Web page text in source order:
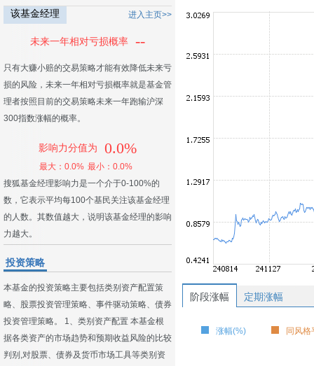
该基金经理 进入主页>>
未来一年相对亏损概率 --
只有大赚小赔的交易策略才能有效降低未来亏
损的风险，未来一年相对亏损概率就是基金管
理者按照目前的交易策略未来一年跑输沪深
300指数涨幅的概率。
影响力分值为 0.0%
最大：0.0% 最小：0.0%
搜狐基金经理影响力是一个介于0-100%的
数，它表示平均每100个基民关注该基金经理
的人数。其数值越大，说明该基金经理的影响
力越大。
投资策略
本基金的投资策略主要包括类别资产配置策
略、股票投资管理策略、事件驱动策略、债券
投资管理策略。 1、类别资产配置 本基金根
据各类资产的市场趋势和预期收益风险的比较
判别,对股票、债券及货币市场工具等类别资
阶段涨幅 定期涨幅
涨幅(%) 同风格